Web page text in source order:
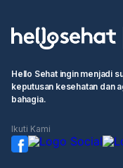
Hello Sehat ingin menjadi
keputusan kesehatan dan
bahagia.
Ikuti Kami